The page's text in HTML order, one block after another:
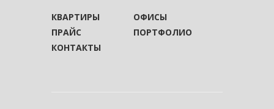
КВАРТИРЫ
ОФИСЫ
ПРАЙС
ПОРТФОЛИО
КОНТАКТЫ